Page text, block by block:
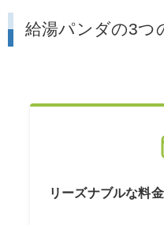
給湯パンダの3つ
リーズナブルな料金